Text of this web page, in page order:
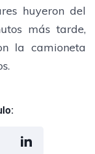
huyeron del
más tarde,
la camioneta